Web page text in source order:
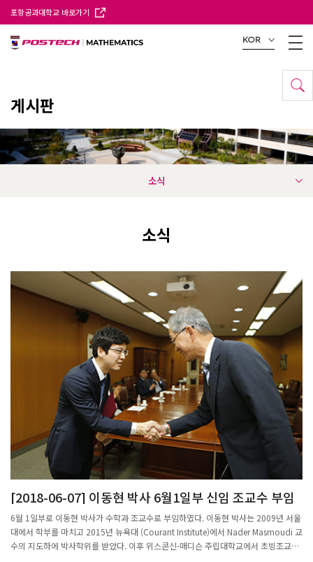
포항공과대학교 바로가기
KOR
게시판
소식
소식
[2018-06-07] 이동현 박사 6월1일부 신임 조교수 부임
6월 1일부로 이동현 박사가 수학과 조교수로 부임하였다. 이동현 박사는 2009년 서울
대에서 학부를 마치고 2015년 뉴욕대 (Courant Institute)에서 Nader Masmoudi 교
수의 지도하에 박사학위를 받았다. 이후 위스콘신-매디슨 주립대학교에서 초빙조교수